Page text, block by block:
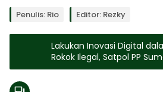
Penulis: Rio Editor: Rezky
Lakukan Inovasi Digital
Rokok Ilegal, Satpol PP
‘Siroleg’